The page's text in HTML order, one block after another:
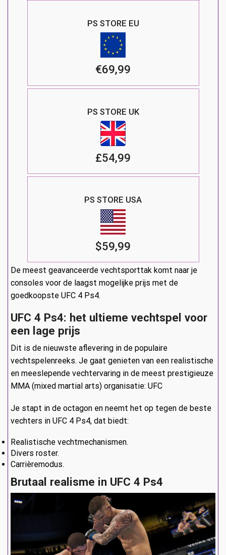
PS STORE EU
€69,99
PS STORE UK
£54,99
PS STORE USA
$59,99
De meest geavanceerde vechtsporttak komt naar je
consoles voor de laagst mogelijke prijs met de
goedkoopste UFC 4 Ps4.
UFC 4 Ps4: het ultieme vechtspel voor
een lage prijs
Dit is de nieuwste aflevering in de populaire
vechtspelenreeks. Je gaat genieten van een realistische
en meeslepende vechtervaring in de meest prestigieuze
MMA (mixed martial arts) organisatie: UFC
Je stapt in de octagon en neemt het op tegen de beste
vechters in UFC 4 Ps4, dat biedt:
Realistische vechtmechanismen.
Divers roster.
Carrièremodus.
Brutaal realisme in UFC 4 Ps4